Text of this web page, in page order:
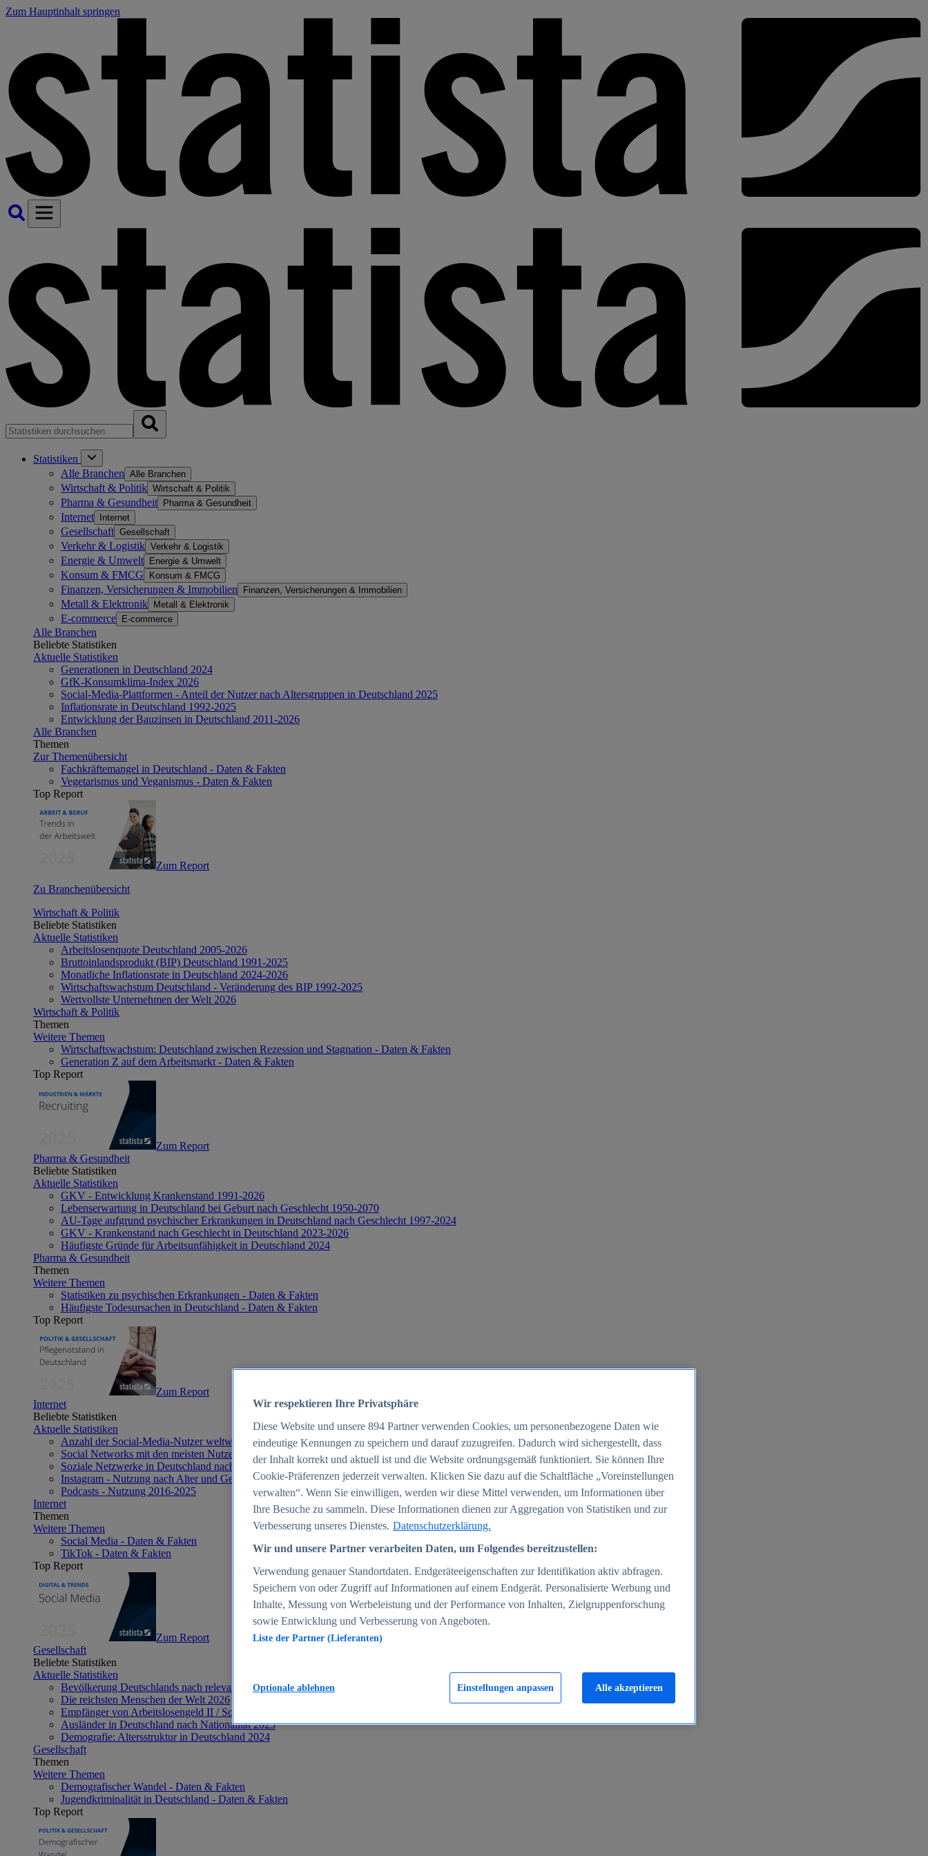
Zum Hauptinhalt springen
Statistiken
Alle Branchen Alle Branchen
Wirtschaft & Politik Wirtschaft & Politik
Pharma & Gesundheit Pharma & Gesundheit
Internet Internet
Gesellschaft Gesellschaft
Verkehr & Logistik Verkehr & Logistik
Energie & Umwelt Energie & Umwelt
Konsum & FMCG Konsum & FMCG
Finanzen, Versicherungen & Immobilien Finanzen, Versicherungen & Immobilien
Metall & Elektronik Metall & Elektronik
E-commerce E-commerce
Alle Branchen
Beliebte Statistiken
Aktuelle Statistiken
Generationen in Deutschland 2024
GfK-Konsumklima-Index 2026
Social-Media-Plattformen - Anteil der Nutzer nach Altersgruppen in Deutschland 2025
Inflationsrate in Deutschland 1992-2025
Entwicklung der Bauzinsen in Deutschland 2011-2026
Alle Branchen
Themen
Zur Themenübersicht
Fachkräftemangel in Deutschland - Daten & Fakten
Vegetarismus und Veganismus - Daten & Fakten
Top Report
Zum Report
Zu Branchenübersicht
Wirtschaft & Politik
Beliebte Statistiken
Aktuelle Statistiken
Arbeitslosenquote Deutschland 2005-2026
Bruttoinlandsprodukt (BIP) Deutschland 1991-2025
Monatliche Inflationsrate in Deutschland 2024-2026
Wirtschaftswachstum Deutschland - Veränderung des BIP 1992-2025
Wertvollste Unternehmen der Welt 2026
Wirtschaft & Politik
Themen
Weitere Themen
Wirtschaftswachstum: Deutschland zwischen Rezession und Stagnation - Daten & Fakten
Generation Z auf dem Arbeitsmarkt - Daten & Fakten
Top Report
Zum Report
Pharma & Gesundheit
Beliebte Statistiken
Aktuelle Statistiken
GKV - Entwicklung Krankenstand 1991-2026
Lebenserwartung in Deutschland bei Geburt nach Geschlecht 1950-2070
AU-Tage aufgrund psychischer Erkrankungen in Deutschland nach Geschlecht 1997-2024
GKV - Krankenstand nach Geschlecht in Deutschland 2023-2026
Häufigste Gründe für Arbeitsunfähigkeit in Deutschland 2024
Pharma & Gesundheit
Themen
Weitere Themen
Statistiken zu psychischen Erkrankungen - Daten & Fakten
Häufigste Todesursachen in Deutschland - Daten & Fakten
Top Report
Zum Report
Internet
Beliebte Statistiken
Aktuelle Statistiken
Anzahl der Social-Media-Nutzer weltweit 2012-2025
Social Networks mit den meisten Nutzern weltweit 2025
Soziale Netzwerke in Deutschland nach Generationen 2025
Instagram - Nutzung nach Alter und Geschlecht in Deutschland 2025
Podcasts - Nutzung 2016-2025
Internet
Themen
Weitere Themen
Social Media - Daten & Fakten
TikTok - Daten & Fakten
Top Report
Zum Report
Gesellschaft
Beliebte Statistiken
Aktuelle Statistiken
Bevölkerung Deutschlands nach relevanten Altersgruppen 2024
Die reichsten Menschen der Welt 2026
Empfänger von Arbeitslosengeld II / Sozialgeld / Bürgergeld in Deutschland 2005-2025
Ausländer in Deutschland nach Nationalität 2025
Demografie: Altersstruktur in Deutschland 2024
Gesellschaft
Themen
Weitere Themen
Demografischer Wandel - Daten & Fakten
Jugendkriminalität in Deutschland - Daten & Fakten
Top Report
Wir respektieren Ihre Privatsphäre
Diese Website und unsere 894 Partner verwenden Cookies, um personenbezogene Daten wie
eindeutige Kennungen zu speichern und darauf zuzugreifen. Dadurch wird sichergestellt, dass
der Inhalt korrekt und aktuell ist und die Website ordnungsgemäß funktioniert. Sie können Ihre
Cookie-Präferenzen jederzeit verwalten. Klicken Sie dazu auf die Schaltfläche „Voreinstellungen
verwalten“. Wenn Sie einwilligen, werden wir diese Mittel verwenden, um Informationen über
Ihre Besuche zu sammeln. Diese Informationen dienen zur Aggregation von Statistiken und zur
Verbesserung unseres Dienstes. Datenschutzerklärung.
Wir und unsere Partner verarbeiten Daten, um Folgendes bereitzustellen:
Verwendung genauer Standortdaten. Endgeräteeigenschaften zur Identifikation aktiv abfragen.
Speichern von oder Zugriff auf Informationen auf einem Endgerät. Personalisierte Werbung und
Inhalte, Messung von Werbeleistung und der Performance von Inhalten, Zielgruppenforschung
sowie Entwicklung und Verbesserung von Angeboten.
Liste der Partner (Lieferanten)
Einstellungen anpassen
Optionale ablehnen Alle akzeptieren